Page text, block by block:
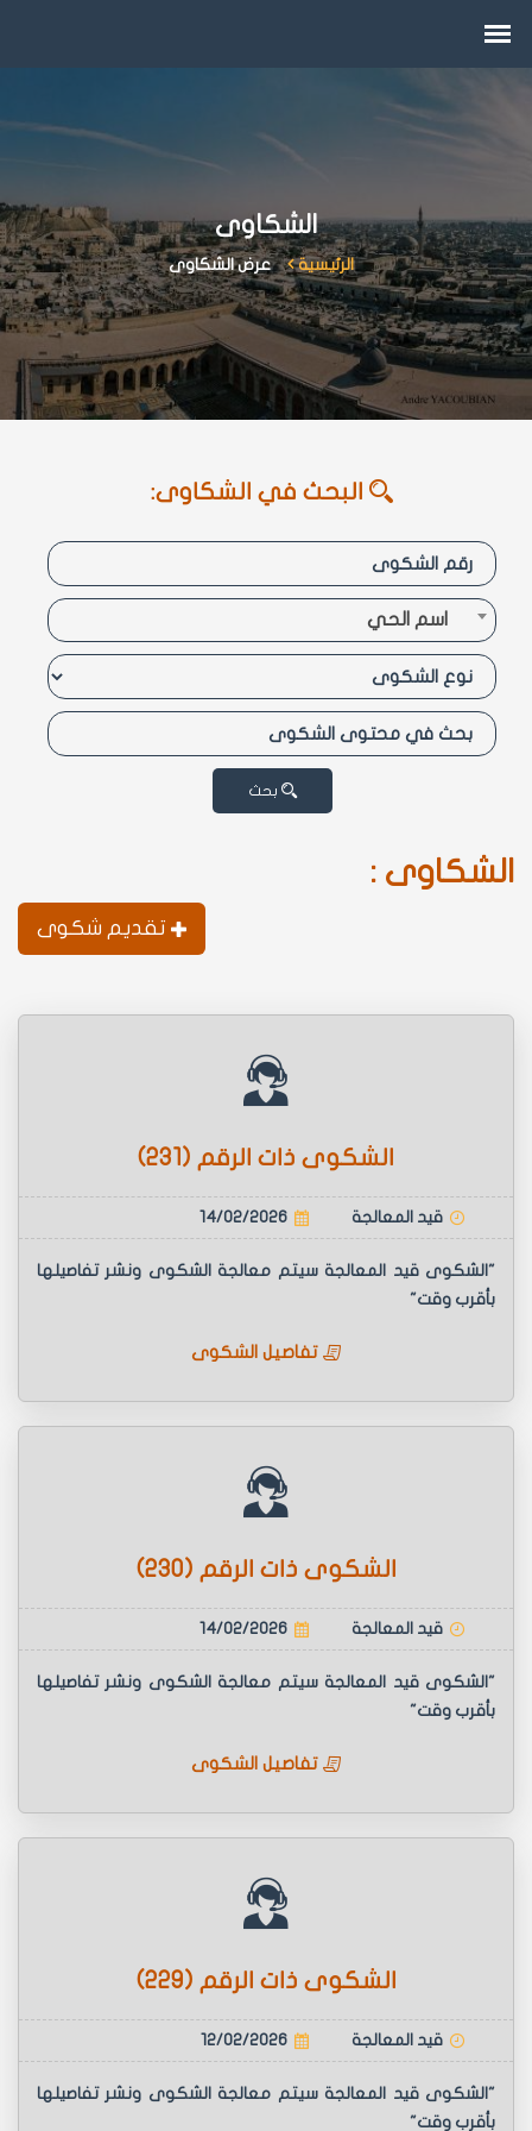
الشكاوى
الرئيسية عرض الشكاوى
البحث في الشكاوى:
اسم الحي
بحث
الشكاوى :
تقديم شكوى
الشكوى ذات الرقم (231)
قيد المعالجة 14/02/2026
"الشكوى قيد المعالجة سيتم معالجة الشكوى ونشر تفاصيلها
بأقرب وقت"
تفاصيل الشكوى
الشكوى ذات الرقم (230)
قيد المعالجة 14/02/2026
"الشكوى قيد المعالجة سيتم معالجة الشكوى ونشر تفاصيلها
بأقرب وقت"
تفاصيل الشكوى
الشكوى ذات الرقم (229)
قيد المعالجة 12/02/2026
"الشكوى قيد المعالجة سيتم معالجة الشكوى ونشر تفاصيلها
بأقرب وقت"